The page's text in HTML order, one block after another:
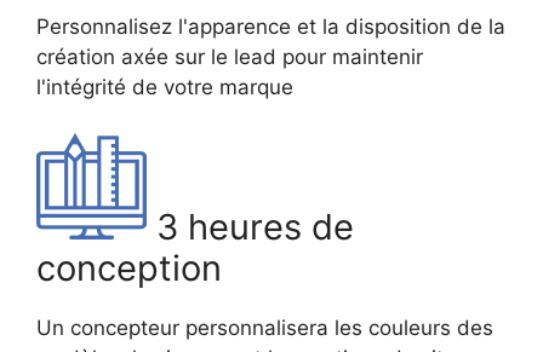
Personnalisez l'apparence et la disposition de la
création axée sur le lead pour maintenir
l'intégrité de votre marque
3 heures de
conception
Un concepteur personnalisera les couleurs des